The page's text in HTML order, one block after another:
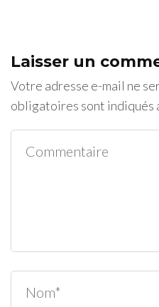
Laisser un
Votre adresse e-mail ne
obligatoires sont indiqués